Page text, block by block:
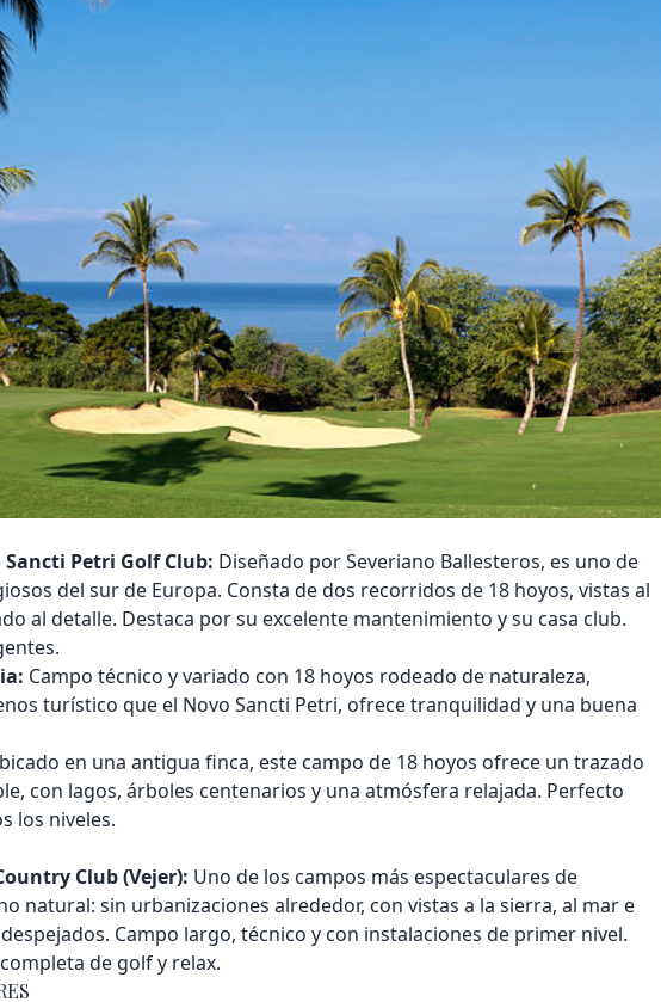
Petri Golf Club: Diseñado por Severiano Ballesteros, es uno de
del sur de Europa. Consta de dos recorridos de 18 hoyos, vistas al
al detalle. Destaca por su excelente mantenimiento y su casa club.
Campo técnico y variado con 18 hoyos rodeado de naturaleza,
turístico que el Novo Sancti Petri, ofrece tranquilidad y una buena
en una antigua finca, este campo de 18 hoyos ofrece un trazado
con lagos, árboles centenarios y una atmósfera relajada. Perfecto
los niveles.
Club (Vejer): Uno de los campos más espectaculares de
natural: sin urbanizaciones alrededor, con vistas a la sierra, al mar e
Campo largo, técnico y con instalaciones de primer nivel.
de golf y relax.